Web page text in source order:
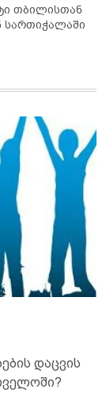
თბილისთან
ახლოს ანუ კოსმოსიდან სართიჭალაში
დაცვის